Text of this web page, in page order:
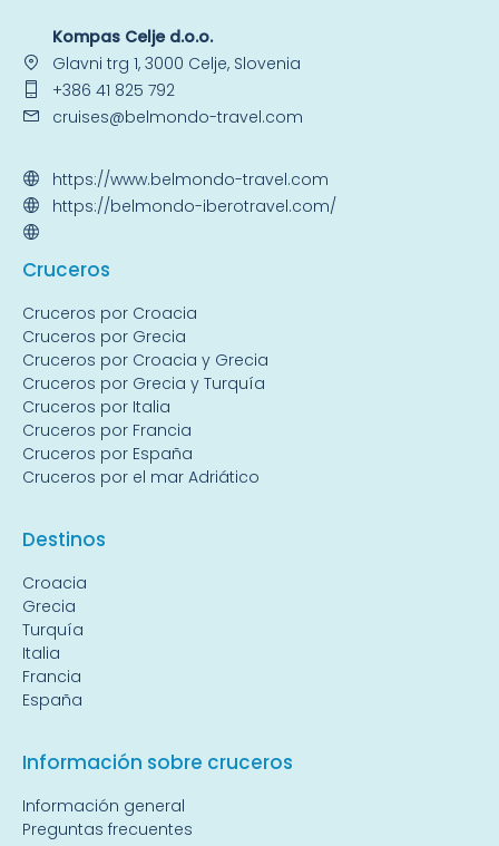
Kompas Celje d.o.o.
Glavni trg 1, 3000 Celje, Slovenia
+386 41 825 792
cruises@belmondo-travel.com
https://www.belmondo-travel.com
https://belmondo-iberotravel.com/
Cruceros
Cruceros por Croacia
Cruceros por Grecia
Cruceros por Croacia y Grecia
Cruceros por Grecia y Turquía
Cruceros por Italia
Cruceros por Francia
Cruceros por España
Cruceros por el mar Adriático
Destinos
Croacia
Grecia
Turquía
Italia
Francia
España
Información sobre cruceros
Información general
Preguntas frecuentes